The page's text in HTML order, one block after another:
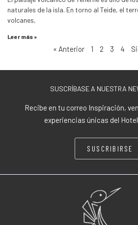
naturales de la isla. En torno al Teide, el
volcanes,
Leer más »
« Anterior 1 2 3 4
SUSCRÍBASE A NUESTRA
Recibe en tu correo Inspiración,
experiencias únicas del
SUSCRIBIRSE